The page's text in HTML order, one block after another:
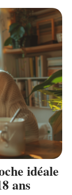
idéale
ans